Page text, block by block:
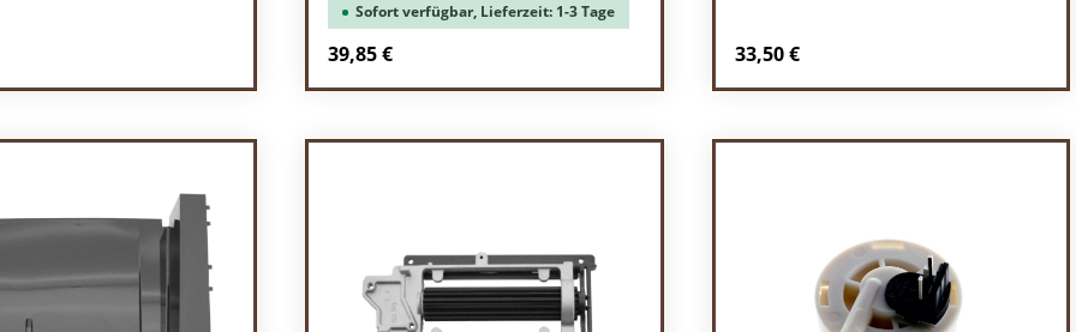
Preis:
Sofort verfügbar, Lieferzeit: 1-3 Tage
Regulärer Preis:
39,85 € Regulärer Preis:
33,50 €